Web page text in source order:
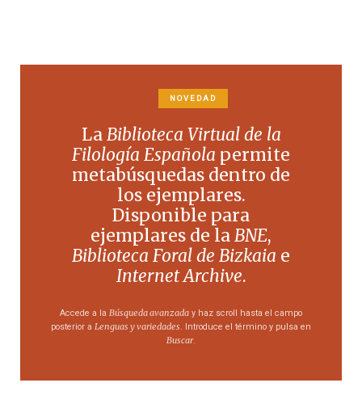
NOVEDAD
LaBiblioteca Virtual de la
Filología Española permite
metabúsquedas dentro de
los ejemplares.
Disponible para
ejemplares de laBNE,
Biblioteca Foral de Bizkaia e
Internet Archive.
Accede a la Búsqueda avanzada y haz scroll hasta el campo
posterior a Lenguas y variedades. Introduce el término y pulsa en
Buscar.